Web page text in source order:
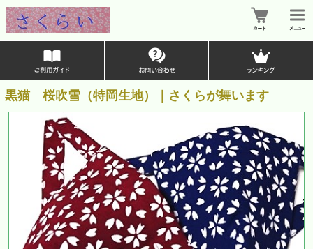
黒猫 桜吹雪（特岡生地）｜さくらが舞います